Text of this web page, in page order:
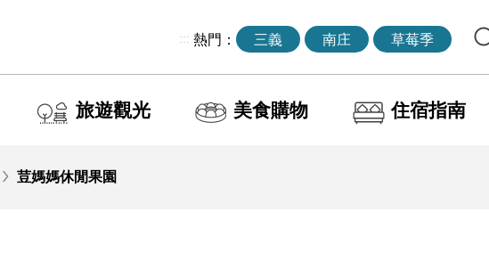
::: 熱門： 三義 南庄 草莓季
旅遊觀光 美食購物 住宿指南
荳媽媽休閒果園